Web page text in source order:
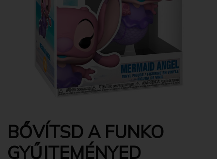
BŐVÍTSD A FUNKO
GYŰJTEMÉNYED